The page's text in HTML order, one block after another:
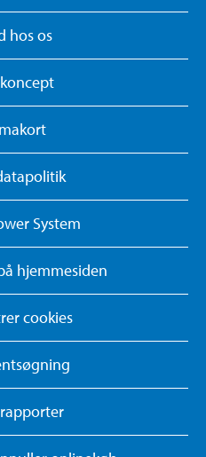
hos os
System
hjemmesiden
cookies